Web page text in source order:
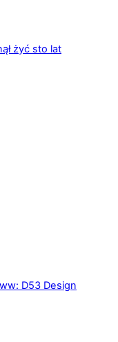
żyć sto lat
D53 Design